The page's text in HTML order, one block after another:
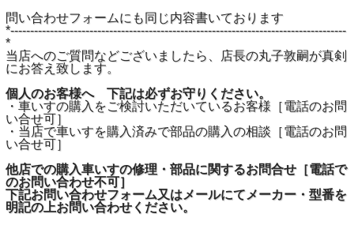
問い合わせフォームにも同じ内容書いております
*-------------------------------------------------------------------------------------
*
当店へのご質問などございましたら、店長の丸子敦嗣が真剣
にお答え致します。
個人のお客様へ 下記は必ずお守りください。
・車いすの購入をご検討いただいているお客様［電話のお問
い合せ可］
・当店で車いすを購入済みで部品の購入の相談［電話のお問
い合せ可］
他店での購入車いすの修理・部品に関するお問合せ［電話で
のお問い合わせ不可］
下記お問い合わせフォーム又はメールにてメーカー・型番を
明記の上お問い合わせください。